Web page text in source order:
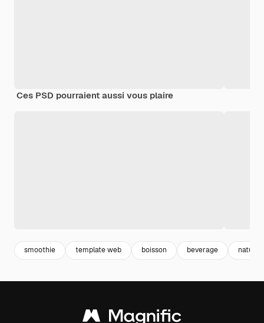
Ces PSD pourraient aussi vous plaire
smoothie template web boisson beverage naturel